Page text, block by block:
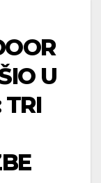
U
TRI